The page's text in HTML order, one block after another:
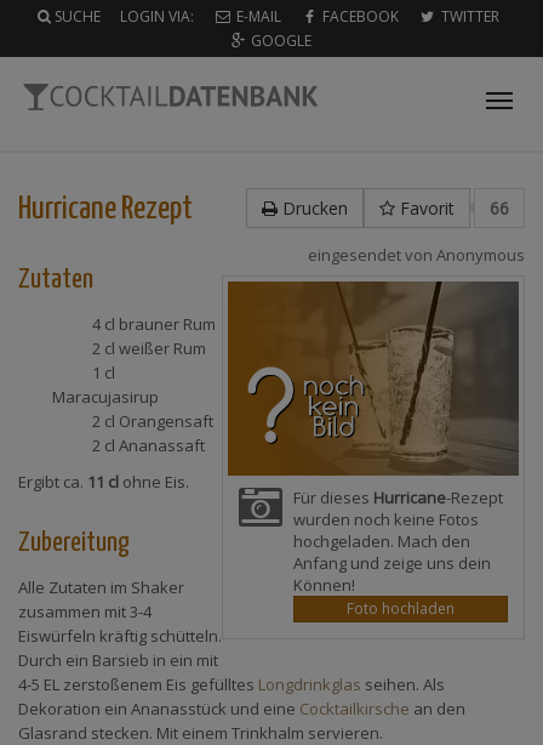
SUCHE LOGIN VIA: E-MAIL FACEBOOK
TWITTER
GOOGLE
Drucken Favorit 66
Hurricane Rezept
eingesendet von Anonymous
Für dieses Hurricane-Rezept
wurden noch keine Fotos
hochgeladen. Mach den
Anfang und zeige uns dein
Können!
Foto hochladen
Zutaten
4 cl brauner Rum
2 cl weißer Rum
1 cl
Maracujasirup
2 cl Orangensaft
2 cl Ananassaft
Ergibt ca. 11 cl ohne Eis.
Zubereitung
Alle Zutaten im Shaker
zusammen mit 3-4
Eiswürfeln kräftig schütteln.
Durch ein Barsieb in ein mit
4-5 EL zerstoßenem Eis gefülltes Longdrinkglas seihen. Als
Dekoration ein Ananasstück und eine Cocktailkirsche an den
Glasrand stecken. Mit einem Trinkhalm servieren.